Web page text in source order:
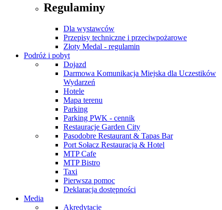
Regulaminy
Dla wystawców
Przepisy techniczne i przeciwpożarowe
Złoty Medal - regulamin
Podróż i pobyt
Dojazd
Darmowa Komunikacja Miejska dla Uczestików
Wydarzeń
Hotele
Mapa terenu
Parking
Parking PWK - cennik
Restauracje Garden City
Pasodobre Restaurant & Tapas Bar
Port Sołacz Restauracja & Hotel
MTP Cafe
MTP Bistro
Taxi
Pierwsza pomoc
Deklaracja dostępności
Media
Akredytacje